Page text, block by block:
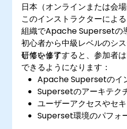
日本（オンラインまたは会
このインストラクターによ
組織でApache Supersetの
初心者から中級レベルのシ
しています。
研修を修了すると、参加者
できるようになります：
Apache Supersetのイ
Supersetのアーキテク
ユーザーアクセスやセ
Superset環境のパフォ